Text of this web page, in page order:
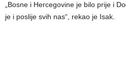
„Bosne i Hercegovine je bilo prije i
je i poslije svih nas“, rekao je Isak.